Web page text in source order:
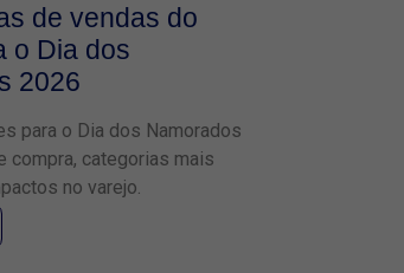
de vendas do
o Dia dos
2026
para o Dia dos Namorados
compra, categorias mais
no varejo.